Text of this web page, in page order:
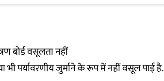
बोर्ड वसूलता नहीं
भी पर्यावरणीय जुर्माने के रूप में नहीं वसूल पाई है.